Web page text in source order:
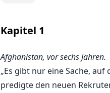
Kapitel 1
Afghanistan, vor sechs Jahren.
„Es gibt nur eine Sache,
predigte den neuen